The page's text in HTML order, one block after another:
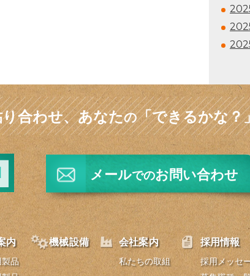
合わせ、あなたの「できるかな？
メールでのお問い合わせ
内
製品
機械設備 会社案内
私たちの取組
採用情報
採用メッセ